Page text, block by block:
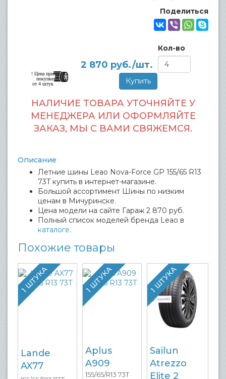
Поделиться
! Цена при
покупке
от 4 штук
2 870 руб./шт.
Кол-во
НАЛИЧИЕ ТОВАРА УТОЧНЯЙТЕ У
МЕНЕДЖЕРА ИЛИ ОФОРМЛЯЙТЕ
ЗАКАЗ, МЫ С ВАМИ СВЯЖЕМСЯ.
Описание
Летние шины Leao Nova-Force GP 155/65 R13
73T купить в интернет-магазине.
Большой ассортимент Шины по низким
ценам в Мичуринске.
Цена модели на сайте Гараж 2 870 руб.
Полный список моделей бренда Leao в
каталоге.
Похожие товары
1 ШТУКА
Lande
AX77
1 ШТУКА
Aplus
A909
155/65/R13 73T
1 ШТУКА
Sailun
Atrezzo
Elite 2